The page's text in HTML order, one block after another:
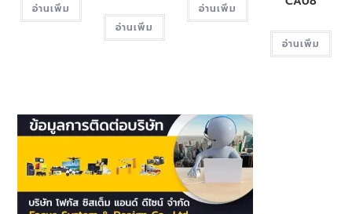
อ่านเพิ่ม
อ่านเพิ่ม
อ่านเพิ่ม
อ่านเพิ่ม